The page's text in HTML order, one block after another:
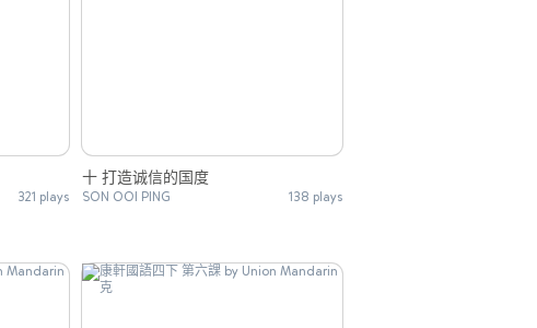
321 plays
十 打造诚信的国度
SON OOI PING 138 plays